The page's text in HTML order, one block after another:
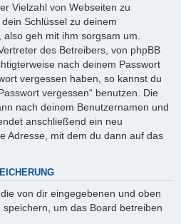
Vielzahl von Webseiten zu
Schlüssel zu deinem
geh mit ihm sorgsam um.
des Betreibers, von phpBB
nach deinem Passwort
vergessen haben, so kannst du
vergessen“ benutzen. Die
nach deinem Benutzernamen und
anschließend ein neu
Adresse, mit dem du dann auf das
von dir eingegebenen und oben
um das Board betreiben